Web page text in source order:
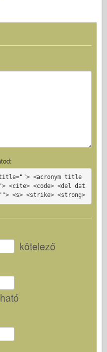
<acronym title
<cite> <code> <del dat
<s> <strike> <strong>
kötelező